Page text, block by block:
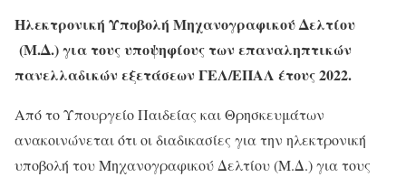
Ηλεκτρονική Υποβολή Μηχανογραφικού Δελτίου
(Μ.Δ.) για τους υποψηφίους των επαναληπτικών
πανελλαδικών εξετάσεων ΓΕΛ/ΕΠΑΛ έτους 2022.
Από το Υπουργείο Παιδείας και Θρησκευμάτων
ανακοινώνεται ότι οι διαδικασίες για την ηλεκτρονική
υποβολή του Μηχανογραφικού Δελτίου (Μ.Δ.) για τους